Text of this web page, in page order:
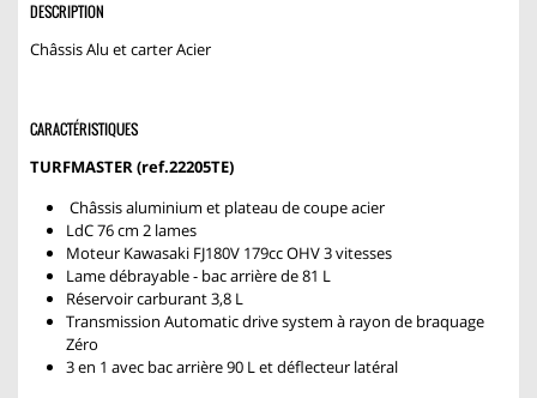
DESCRIPTION
Châssis Alu et carter Acier
CARACTÉRISTIQUES
TURFMASTER (ref.22205TE)
Châssis aluminium et plateau de coupe acier
LdC 76 cm 2 lames
Moteur Kawasaki FJ180V 179cc OHV 3 vitesses
Lame débrayable - bac arrière de 81 L
Réservoir carburant 3,8 L
Transmission Automatic drive system à rayon de braquage
Zéro
3 en 1 avec bac arrière 90 L et déflecteur latéral